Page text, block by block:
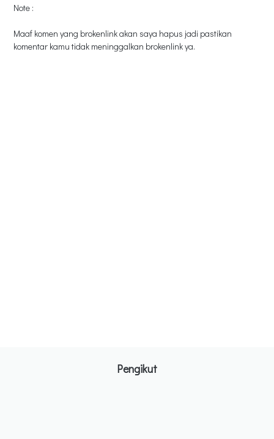
Note :
Maaf komen yang brokenlink akan saya hapus jadi pastikan
komentar kamu tidak meninggalkan brokenlink ya.
Pengikut